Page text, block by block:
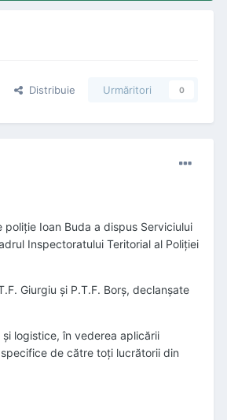
Distribuie Urmăritori 0
Ioan Buda a dispus Serviciului
Inspectoratului Teritorial al Poliţiei
Giurgiu şi P.T.F. Borş, declanşate
logistice, în vederea aplicării
de către toţi lucrătorii din